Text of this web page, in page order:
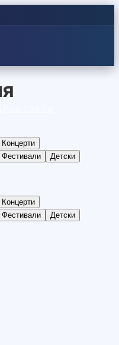
Концерти
Фестивали
Детски
Концерти
Фестивали
Детски